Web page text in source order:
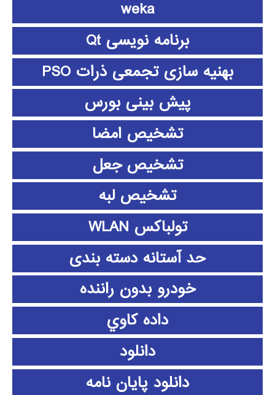
weka
برنامه نویسی Qt
بهنیه سازی تجمعی ذرات PSO
پیش بینی بورس
تشخیص امضا
تشخیص جعل
تشخیص لبه
تولباکس WLAN
حد آستانه دسته بندی
خودرو بدون راننده
داده كاوي
دانلود
دانلود پايان نامه